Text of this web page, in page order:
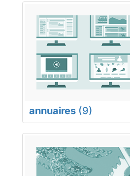
annuaires (9)